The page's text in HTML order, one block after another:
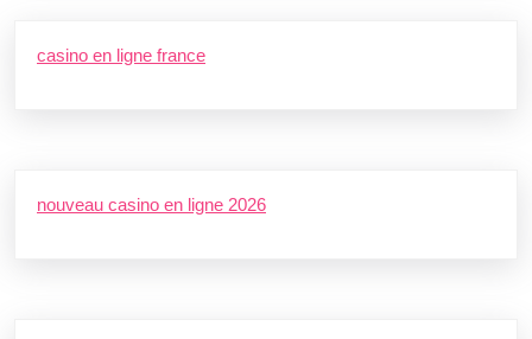
casino en ligne france
nouveau casino en ligne 2026